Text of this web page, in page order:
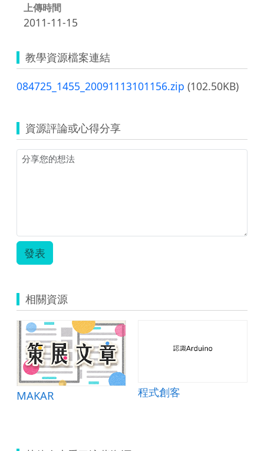
上傳時間
2011-11-15
教學資源檔案連結
084725_1455_20091113101156.zip (102.50KB)
資源評論或心得分享
發表
相關資源
MAKAR 程式創客